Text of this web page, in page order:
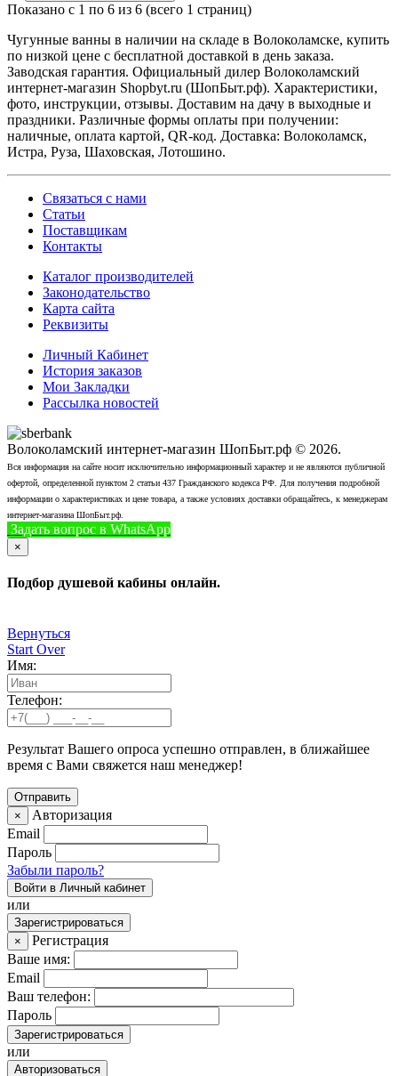
Показано с 1 по 6 из 6 (всего 1 страниц)
Чугунные ванны в наличии на складе в Волоколамске, купить
по низкой цене с бесплатной доставкой в день заказа.
Заводская гарантия. Официальный дилер Волоколамский
интернет-магазин Shopbyt.ru (ШопБыт.рф). Характеристики,
фото, инструкции, отзывы. Доставим на дачу в выходные и
праздники. Различные формы оплаты при получении:
наличные, оплата картой, QR-код. Доставка: Волоколамск,
Истра, Руза, Шаховская, Лотошино.
Связаться с нами
Статьи
Поставщикам
Контакты
Каталог производителей
Законодательство
Карта сайта
Реквизиты
Личный Кабинет
История заказов
Мои Закладки
Рассылка новостей
Волоколамский интернет-магазин ШопБыт.рф © 2026.
Вся информация на сайте носит исключительно информационный характер и не являются публичной
офертой, определенной пунктом 2 статьи 437 Гражданского кодекса РФ. Для получения подробной
информации о характеристиках и цене товара, а также условиях доставки обращайтесь, к менеджерам
интернет-магазина ШопБыт.рф.
Задать вопрос в WhatsApp
×
Подбор душевой кабины онлайн.
Вернуться
Start Over
Имя:
Телефон:
Результат Вашего опроса успешно отправлен, в ближайшее
время с Вами свяжется наш менеджер!
×
Авторизация
Email
Пароль
Забыли пароль?
Войти в Личный кабинет
или
Зарегистрироваться
×
Регистрация
Ваше имя:
Email
Ваш телефон:
Пароль
Зарегистрироваться
или
Авторизоваться